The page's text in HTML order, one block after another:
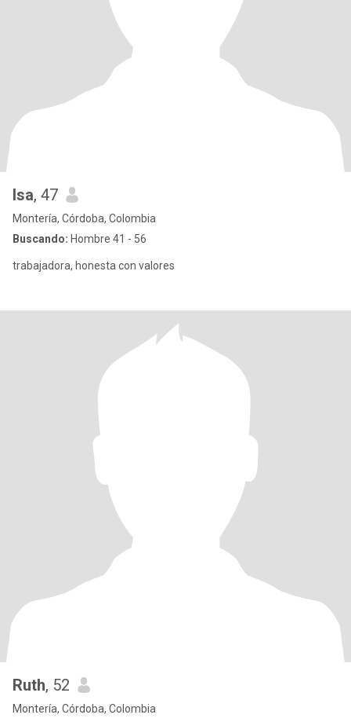
Isa, 47
Montería, Córdoba, Colombia
Buscando: Hombre 41 - 56
trabajadora, honesta con valores
Ruth, 52
Montería, Córdoba, Colombia